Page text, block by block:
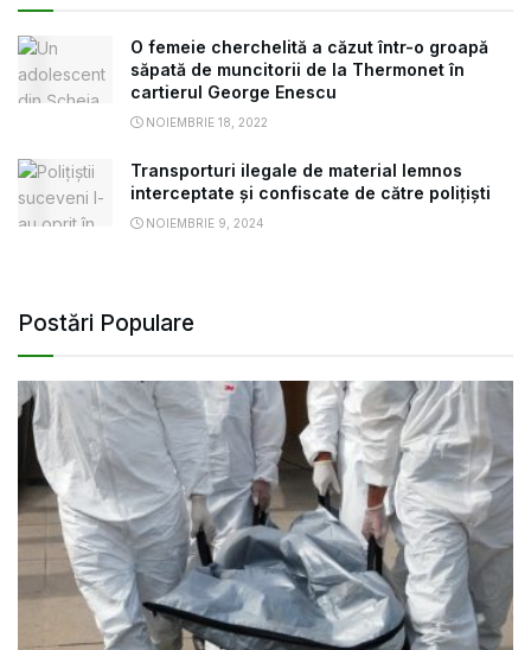
O femeie cherchelită a căzut într-o groapă
săpată de muncitorii de la Thermonet în
cartierul George Enescu
NOIEMBRIE 18, 2022
Transporturi ilegale de material lemnos
interceptate și confiscate de către polițiști
NOIEMBRIE 9, 2024
Postări Populare